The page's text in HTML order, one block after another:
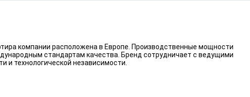
компании расположена в Европе. Производственные мощности
стандартам качества. Бренд сотрудничает с ведущими
технологической независимости.